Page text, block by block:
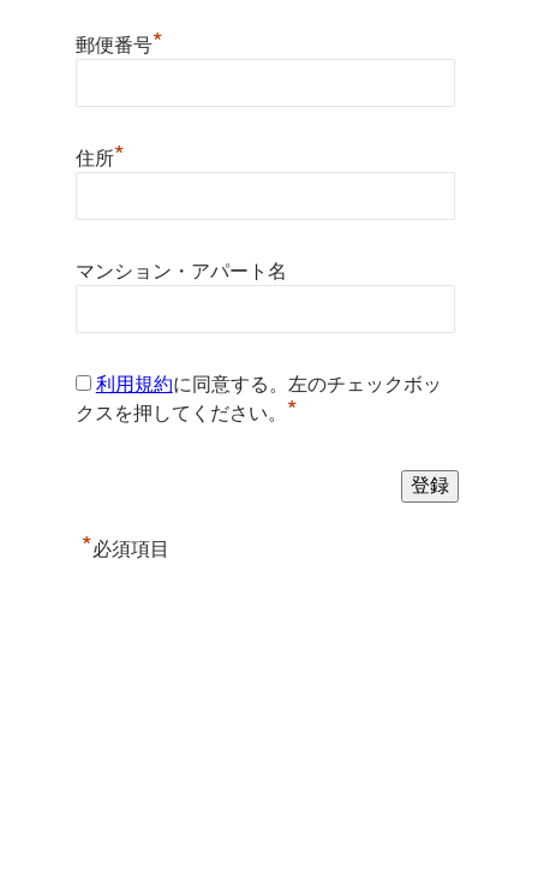
郵便番号*
住所*
マンション・アパート名
利用規約に同意する。左のチェックボッ
クスを押してください。 *
*必須項目